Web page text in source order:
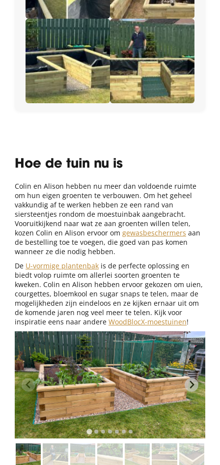
Hoe de tuin nu is
Colin en Alison hebben nu meer dan voldoende ruimte
om hun eigen groenten te verbouwen. Om het geheel
vakkundig af te werken hebben ze een rand van
siersteentjes rondom de moestuinbak aangebracht.
Vooruitkijkend naar wat ze aan groenten willen telen,
kozen Colin en Alison ervoor om gewasbeschermers aan
de bestelling toe te voegen, die goed van pas komen
wanneer ze die nodig hebben.
De U-vormige plantenbak is de perfecte oplossing en
biedt volop ruimte om allerlei soorten groenten te
kweken. Colin en Alison hebben ervoor gekozen om uien,
courgettes, bloemkool en sugar snaps te telen, maar de
mogelijkheden zijn eindeloos en ze kijken ernaar uit om
de komende jaren nog veel meer te telen. Kijk voor
inspiratie eens naar andere WoodBlocX-moestuinen!